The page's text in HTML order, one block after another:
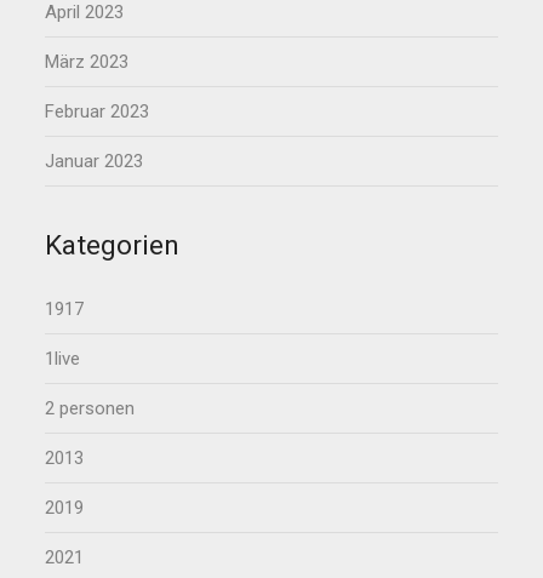
April 2023
März 2023
Februar 2023
Januar 2023
Kategorien
1917
1live
2 personen
2013
2019
2021